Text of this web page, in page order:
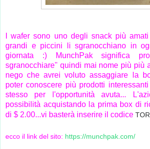
I wafer sono uno degli snack più
grandi e piccini li sgranocchiano in
giornata :) MunchPak significa
sgranocchiare" quindi mai nome più più
nego che avrei voluto assaggiare la
poter conoscere più prodotti
stesso per l'opportunità avuta...
possibilità acquistando la prima box di
di $ 2.00...vi basterà inserire il codice
ecco il link del sito: https://munchpak.com/